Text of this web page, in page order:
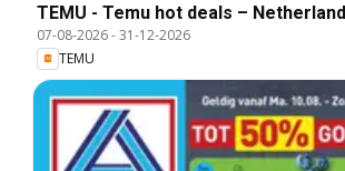
TEMU - Temu hot deals –
07-08-2026-31-12-2026
TEMU